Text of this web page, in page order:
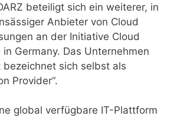
beteiligt sich ein weiterer, in
Anbieter von Cloud
an der Initiative Cloud
Germany. Das Unternehmen
bezeichnet sich selbst als
Provider“.
global verfügbare IT-Plattform